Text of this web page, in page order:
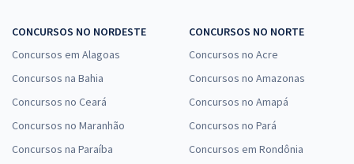
CONCURSOS NO NORDESTE
Concursos em Alagoas
Concursos na Bahia
Concursos no Ceará
Concursos no Maranhão
Concursos na Paraíba
CONCURSOS NO NORTE
Concursos no Acre
Concursos no Amazonas
Concursos no Amapá
Concursos no Pará
Concursos em Rondônia